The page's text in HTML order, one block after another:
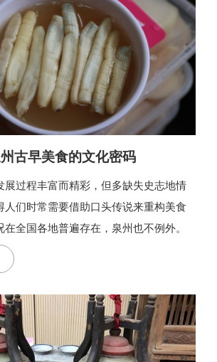
古早美食的文化密码
展过程丰富而精彩，但多缺失史志地情
人们时常需要借助口头传说来重构美食
全国各地普遍存在，泉州也不例外。